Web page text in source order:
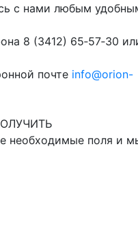
с нами любым
8 (3412) 65‑57‑30
почте info@orion-
необходимые поля и